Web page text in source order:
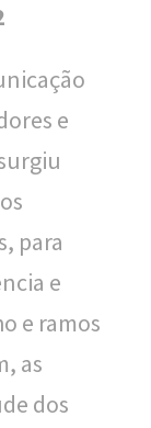
e
para
e
e ramos
as
dos